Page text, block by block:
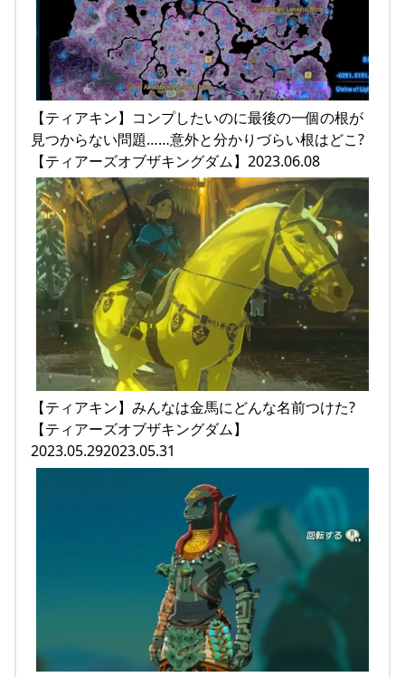
【ティアキン】コンプしたいのに最後の一個の根が
見つからない問題……意外と分かりづらい根はどこ?
【ティアーズオブザキングダム】2023.06.08
【ティアキン】みんなは金馬にどんな名前つけた?
【ティアーズオブザキングダム】
2023.05.292023.05.31